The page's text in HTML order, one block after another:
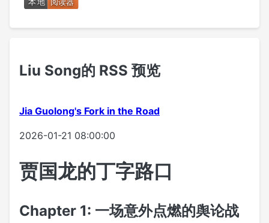
Liu Song的 RSS 预览
Jia Guolong's Fork in the Road
2026-01-21 08:00:00
贾国龙的丁字路口
Chapter 1: 一场意外点燃的舆论战